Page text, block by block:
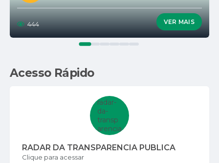
444 VER MAIS
Acesso Rápido
RADAR DA TRANSPARENCIA PUBLICA
Clique para acessar